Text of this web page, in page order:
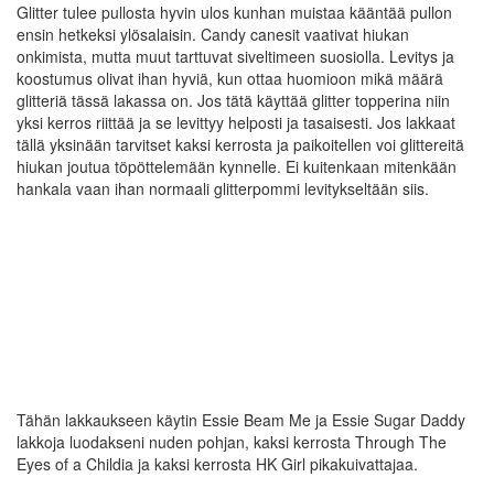
Glitter tulee pullosta hyvin ulos kunhan muistaa kääntää pullon
ensin hetkeksi ylösalaisin. Candy canesit vaativat hiukan
onkimista, mutta muut tarttuvat siveltimeen suosiolla. Levitys ja
koostumus olivat ihan hyviä, kun ottaa huomioon mikä määrä
glitteriä tässä lakassa on. Jos tätä käyttää glitter topperina niin
yksi kerros riittää ja se levittyy helposti ja tasaisesti. Jos lakkaat
tällä yksinään tarvitset kaksi kerrosta ja paikoitellen voi glittereitä
hiukan joutua töpöttelemään kynnelle. Ei kuitenkaan mitenkään
hankala vaan ihan normaali glitterpommi levitykseltään siis.
Tähän lakkaukseen käytin Essie Beam Me ja Essie Sugar Daddy
lakkoja luodakseni nuden pohjan, kaksi kerrosta Through The
Eyes of a Childia ja kaksi kerrosta HK Girl pikakuivattajaa.